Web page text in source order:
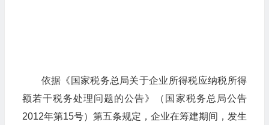
依据《国家税务总局关于企业所得税应纳税所得
额若干税务处理问题的公告》（国家税务总局公告
2012年第15号）第五条规定，企业在筹建期间，发生